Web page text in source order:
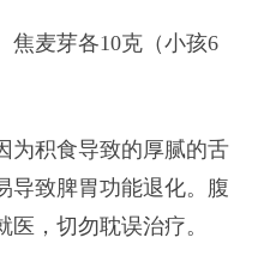
焦麦芽各10克（小孩6
为积食导致的厚腻的舌
导致脾胃功能退化。腹
，切勿耽误治疗。